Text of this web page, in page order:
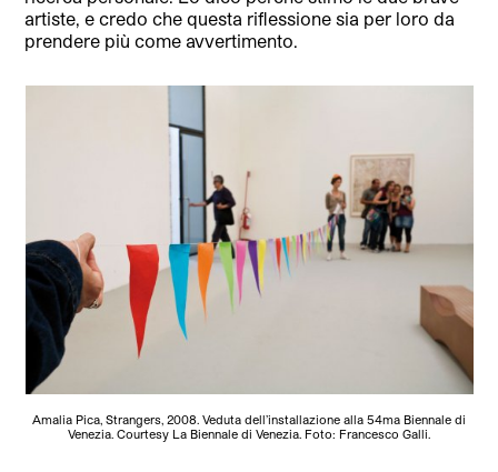
artiste, e credo che questa riflessione sia per loro da
prendere più come avvertimento.
Amalia Pica, Strangers, 2008. Veduta dell’installazione alla 54ma Biennale di
Venezia. Courtesy La Biennale di Venezia. Foto: Francesco Galli.